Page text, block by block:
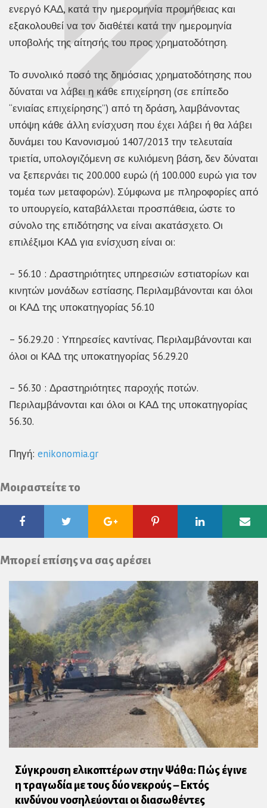
ενεργό ΚΑΔ, κατά την ημερομηνία προμήθειας και
εξακολουθεί να τον διαθέτει κατά την ημερομηνία
υποβολής της αίτησής του προς χρηματοδότηση.
Το συνολικό ποσό της δημόσιας χρηματοδότησης που
δύναται να λάβει η κάθε επιχείρηση (σε επίπεδο
“ενιαίας επιχείρησης”) από τη δράση, λαμβάνοντας
υπόψη κάθε άλλη ενίσχυση που έχει λάβει ή θα λάβει
δυνάμει του Κανονισμού 1407/2013 την τελευταία
τριετία, υπολογιζόμενη σε κυλιόμενη βάση, δεν δύναται
να ξεπερνάει τις 200.000 ευρώ (ή 100.000 ευρώ για τον
τομέα των μεταφορών). Σύμφωνα με πληροφορίες από
το υπουργείο, καταβάλλεται προσπάθεια, ώστε το
σύνολο της επιδότησης να είναι ακατάσχετο. Οι
επιλέξιμοι ΚΑΔ για ενίσχυση είναι οι:
– 56.10 : Δραστηριότητες υπηρεσιών εστιατορίων και
κινητών μονάδων εστίασης. Περιλαμβάνονται και όλοι
οι ΚΑΔ της υποκατηγορίας 56.10
– 56.29.20 : Υπηρεσίες καντίνας. Περιλαμβάνονται και
όλοι οι ΚΑΔ της υποκατηγορίας 56.29.20
– 56.30 : Δραστηριότητες παροχής ποτών.
Περιλαμβάνονται και όλοι οι ΚΑΔ της υποκατηγορίας
56.30.
Πηγή: enikonomia.gr
Μοιραστείτε το
FacebookTwitter Google
Plus
Pinterest Linkedin
Μπορεί επίσης να σας αρέσει
Σύγκρουση ελικοπτέρων στην Ψάθα: Πώς έγινε
η τραγωδία με τους δύο νεκρούς – Εκτός
κινδύνου νοσηλεύονται οι διασωθέντες